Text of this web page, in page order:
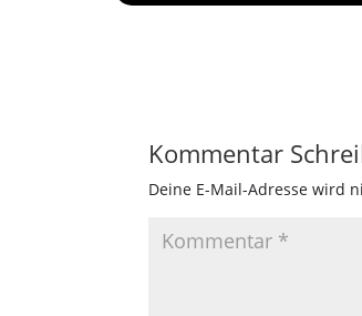
Kommentar
Deine E-Mail-Adresse wird